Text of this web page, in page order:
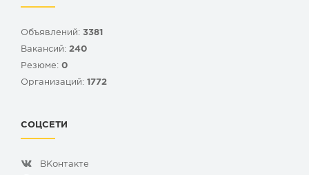
Объявлений: 3381
Вакансий: 240
Резюме: 0
Организаций: 1772
СОЦСЕТИ
ВКонтакте